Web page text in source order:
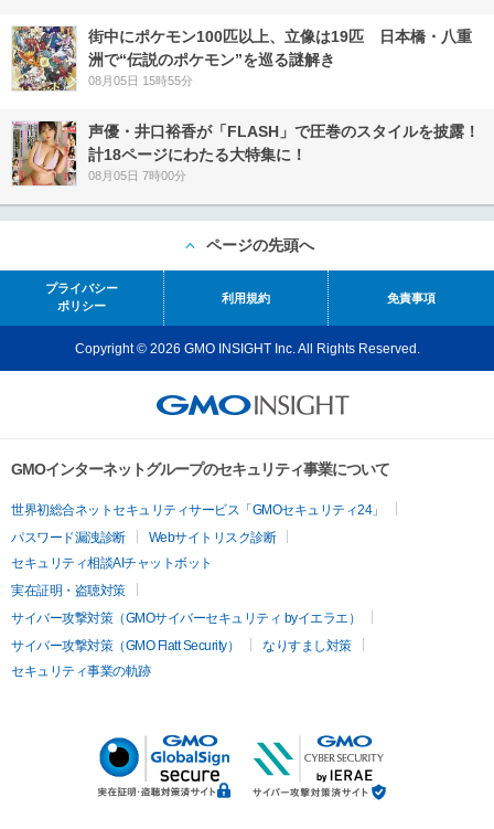
街中にポケモン100匹以上、立像は19匹 日本橋・八重
洲で“伝説のポケモン”を巡る謎解き
08月05日 15時55分
声優・井口裕香が「FLASH」で圧巻のスタイルを披露！
計18ページにわたる大特集に！
08月05日 7時00分
ページの先頭へ
プライバシー
ポリシー
利用規約 免責事項
Copyright © 2026 GMO INSIGHT Inc. All Rights Reserved.
GMOインターネットグループのセキュリティ事業について
世界初総合ネットセキュリティサービス「GMOセキュリティ24」
パスワード漏洩診断
Webサイトリスク診断
セキュリティ相談AIチャットボット
実在証明・盗聴対策
サイバー攻撃対策（GMOサイバーセキュリティ byイエラエ）
サイバー攻撃対策（GMO Flatt Security）
なりすまし対策
セキュリティ事業の軌跡